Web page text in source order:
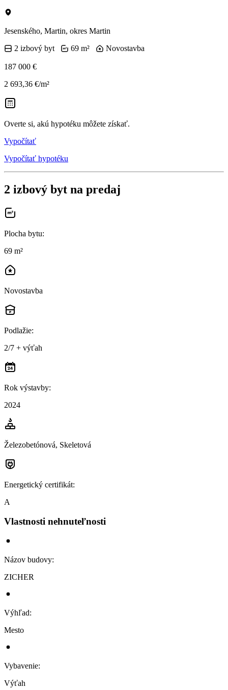
Jesenského, Martin, okres Martin
2 izbový byt
69 m² Novostavba
187 000 €
2 693,36 €/m²
Overte si, akú hypotéku môžete získať.
Vypočítať
Vypočítať hypotéku
2 izbový byt na predaj
Plocha bytu:
69 m²
Novostavba
Podlažie:
2/7 + výťah
Rok výstavby:
2024
Železobetónová, Skeletová
Energetický certifikát:
A
Vlastnosti nehnuteľnosti
Názov budovy:
ZICHER
Výhľad:
Mesto
Vybavenie:
Výťah